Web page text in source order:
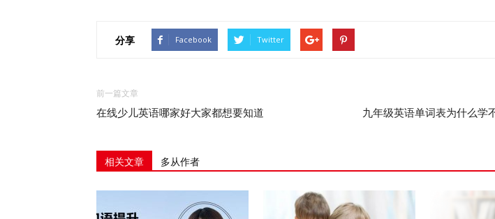
分享 Facebook Twitter
前一篇文章
在线少儿英语哪家好大家都想要知道 九年级英语单词表为什么学
相关文章 多从作者